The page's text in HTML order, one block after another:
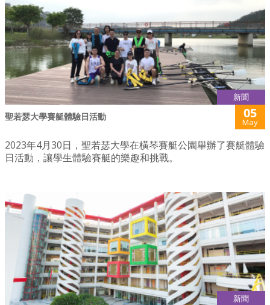
新聞
聖若瑟大學賽艇體驗日活動 05
May
2023年4月30日，聖若瑟大學在橫琴賽艇公園舉辦了賽艇體驗
日活動，讓學生體驗賽艇的樂趣和挑戰。
新聞